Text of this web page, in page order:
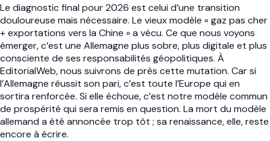
Le diagnostic final pour 2026 est celui d’une transition
douloureuse mais nécessaire. Le vieux modèle « gaz pas cher
+ exportations vers la Chine » a vécu. Ce que nous voyons
émerger, c’est une Allemagne plus sobre, plus digitale et plus
consciente de ses responsabilités géopolitiques. À
EditorialWeb, nous suivrons de près cette mutation. Car si
l’Allemagne réussit son pari, c’est toute l’Europe qui en
sortira renforcée. Si elle échoue, c’est notre modèle commun
de prospérité qui sera remis en question. La mort du modèle
allemand a été annoncée trop tôt ; sa renaissance, elle, reste
encore à écrire.